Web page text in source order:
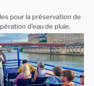
pour la préservation de
d’eau de pluie.